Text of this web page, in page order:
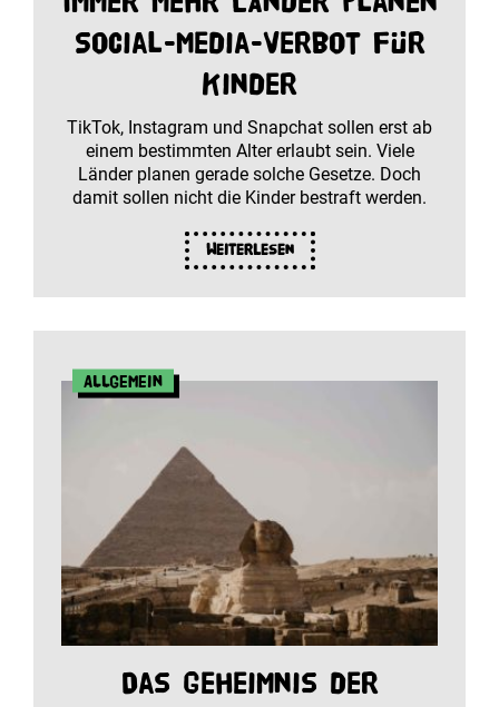
Social-Media-Verbot für
Kinder
TikTok, Instagram und Snapchat sollen erst ab
einem bestimmten Alter erlaubt sein. Viele
Länder planen gerade solche Gesetze. Doch
damit sollen nicht die Kinder bestraft werden.
Weiterlesen
Allgemein
Das Geheimnis der